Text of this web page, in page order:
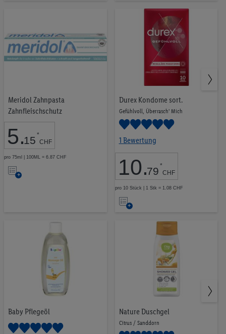
Meridol Zahnpasta
Zahnfleischschutz
5.15 *
CHF
pro 75ml | 100ML = 6.87 CHF
Auf
Durex Kondome sort.
Gefühlvoll, Überrasch' Mich
1 Bewertung
10.79 *
CHF
pro 10 Stück | 1 Stk = 1.08 CHF
Auf
Merkliste
Baby Pflegeöl Nature Duschgel
Citrus / Sanddorn